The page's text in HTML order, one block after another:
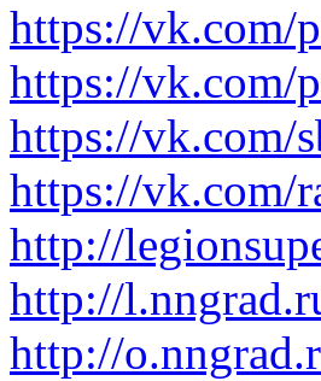
https://vk.com/
https://vk.com/
https://vk.com/
https://vk.com/
http://
http://
http://